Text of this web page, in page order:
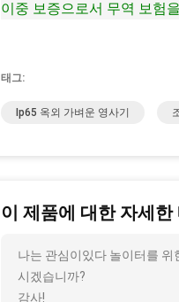
이중 보증으로서 무역 보험
태그:
Ip65 옥외 가벼운 영사기
이 제품에 대한 자세
나는 관심이있다 놀이터를 위
시겠습니까?
감사!